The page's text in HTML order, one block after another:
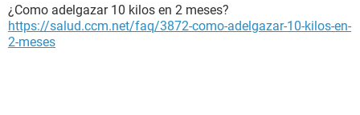
¿Como adelgazar 10 kilos en 2 meses?
https://salud.ccm.net/faq/3872-como-adelgazar-10-kilos-en-
2-meses